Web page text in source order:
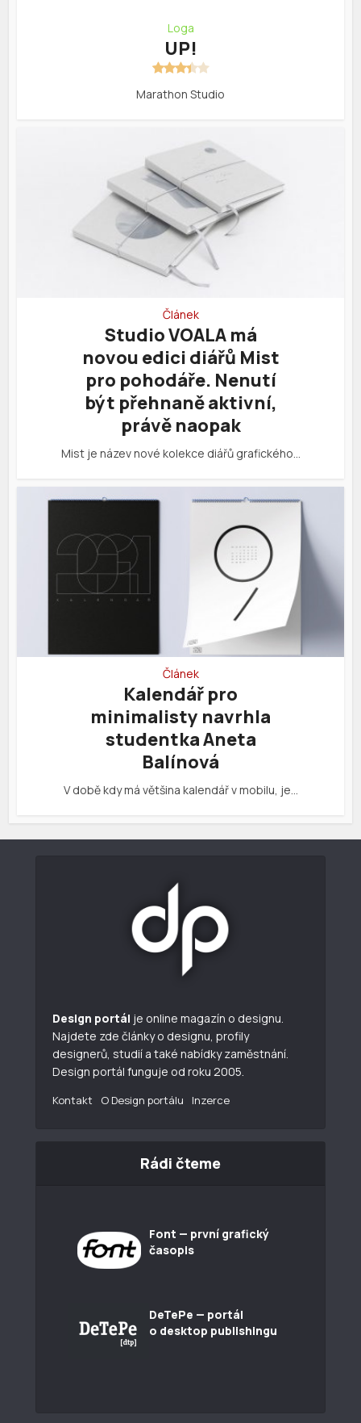
Loga
UP!
Marathon Studio
Článek
Studio VOALA má
novou edici diářů Mist
pro pohodáře. Nenutí
být přehnaně aktivní,
právě naopak
Mist je název nové kolekce diářů grafického…
Článek
Kalendář pro
minimalisty navrhla
studentka Aneta
Balínová
V době kdy má většina kalendář v mobilu, je…
Design portál je online magazín o designu.
Najdete zde články o designu, profily
designerů, studií a také nabídky zaměstnání.
Design portál funguje od roku 2005.
Kontakt O Design portálu Inzerce
Rádi čteme
Font — první grafický
časopis
DeTePe — portál
o desktop publishingu